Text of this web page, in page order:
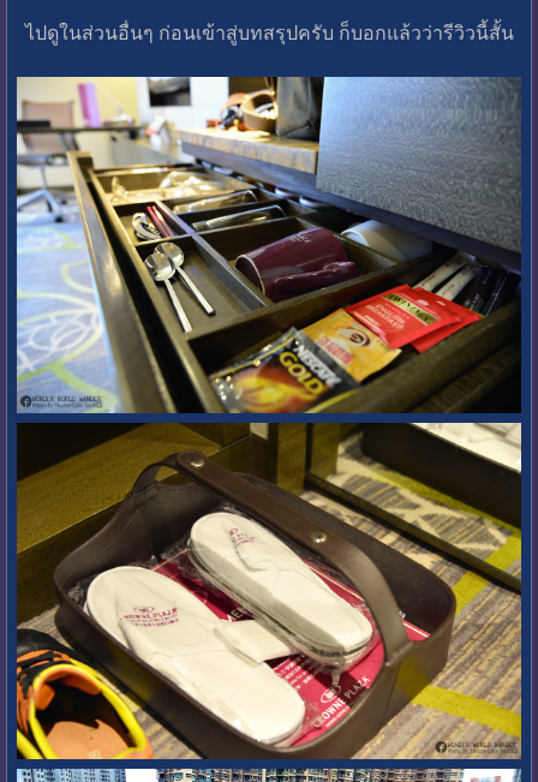
ไปดูในส่วนอื่นๆ ก่อนเข้าสู่บทสรุปครับ ก็บอกแล้วว่ารีวิวนี้สั้น